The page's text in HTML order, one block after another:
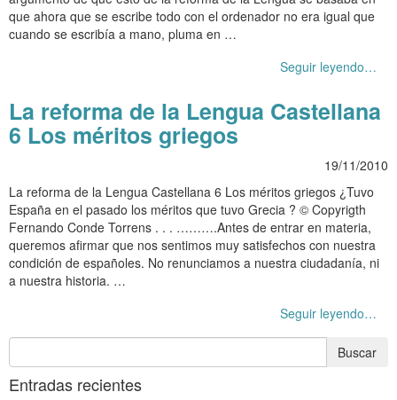
que ahora que se escribe todo con el ordenador no era igual que
cuando se escribía a mano, pluma en …
Seguir leyendo…
La reforma de la Lengua Castellana
6 Los méritos griegos
19/11/2010
La reforma de la Lengua Castellana 6 Los méritos griegos ¿Tuvo
España en el pasado los méritos que tuvo Grecia ? © Copyrigth
Fernando Conde Torrens . . . ……….Antes de entrar en materia,
queremos afirmar que nos sentimos muy satisfechos con nuestra
condición de españoles. No renunciamos a nuestra ciudadanía, ni
a nuestra historia. …
Seguir leyendo…
Entradas recientes